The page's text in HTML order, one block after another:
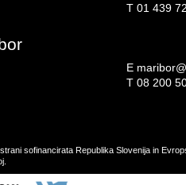
T 01 439
E
T 08 200
sofinancirata Republika Slovenija in